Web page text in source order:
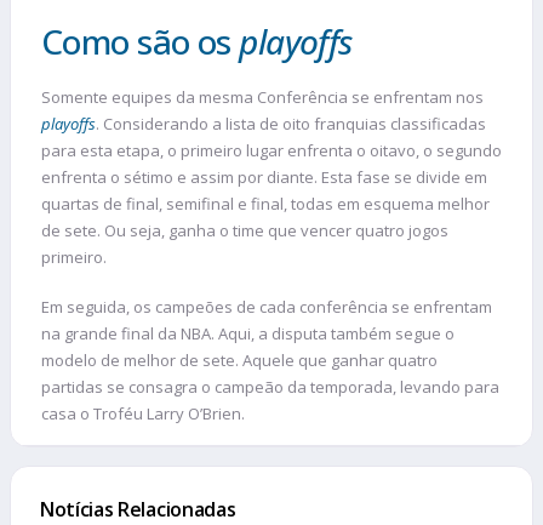
Como são osplayoffs
Somente equipes da mesma Conferência se enfrentam nos
playoffs. Considerando a lista de oito franquias classificadas
para esta etapa, o primeiro lugar enfrenta o oitavo, o segundo
enfrenta o sétimo e assim por diante. Esta fase se divide em
quartas de final, semifinal e final, todas em esquema melhor
de sete. Ou seja, ganha o time que vencer quatro jogos
primeiro.
Em seguida, os campeões de cada conferência se enfrentam
na grande final da NBA. Aqui, a disputa também segue o
modelo de melhor de sete. Aquele que ganhar quatro
partidas se consagra o campeão da temporada, levando para
casa o Troféu Larry O’Brien.
Notícias Relacionadas